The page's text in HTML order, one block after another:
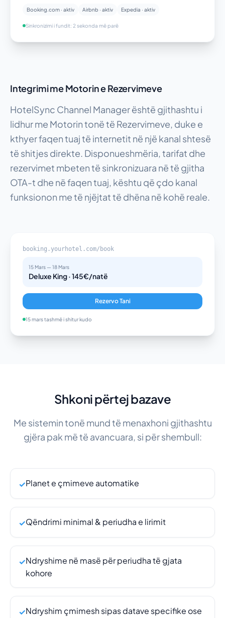
Booking.com · aktiv Airbnb · aktiv Expedia · aktiv
Sinkronizimi i fundit: 2 sekonda më parë
Integrimi me Motorin e Rezervimeve
HotelSync Channel Manager është gjithashtu i
lidhur me Motorin tonë të Rezervimeve, duke e
kthyer faqen tuaj të internetit në një kanal shtesë
të shitjes direkte. Disponueshmëria, tarifat dhe
rezervimet mbeten të sinkronizuara në të gjitha
OTA-t dhe në faqen tuaj, kështu që çdo kanal
funksionon me të njëjtat të dhëna në kohë reale.
booking.yourhotel.com/book
15 Mars — 18 Mars
Deluxe King · 145€/natë
Rezervo Tani
15 mars tashmë i shitur kudo
Shkoni përtej bazave
Me sistemin tonë mund të menaxhoni gjithashtu
gjëra pak më të avancuara, si për shembull:
✓Planet e çmimeve automatike
✓Qëndrimi minimal & periudha e lirimit
✓Ndryshime në masë për periudha të gjata
kohore
✓Ndryshim çmimesh sipas datave specifike ose